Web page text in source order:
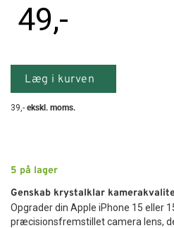
5 på lager
Genskab krystalklar
Opgrader din Apple iPhone 15 eller
præcisionsfremstillet camera lens,
49,-
Læg i kurven
39,- ekskl. moms.